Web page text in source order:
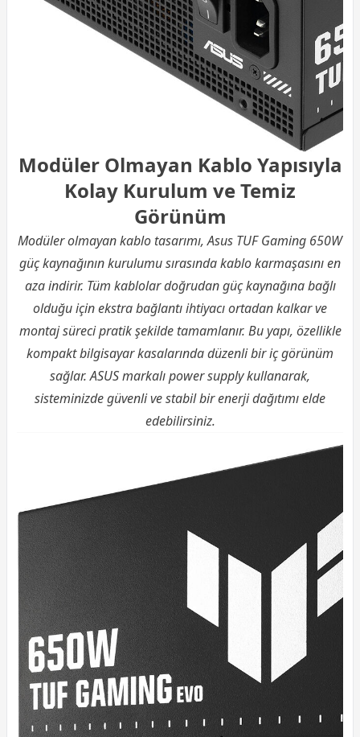
Modüler Olmayan Kablo Yapısıyla
Kolay Kurulum ve Temiz
Görünüm
Modüler olmayan kablo tasarımı, Asus TUF Gaming 650W
güç kaynağının kurulumu sırasında kablo karmaşasını en
aza indirir. Tüm kablolar doğrudan güç kaynağına bağlı
olduğu için ekstra bağlantı ihtiyacı ortadan kalkar ve
montaj süreci pratik şekilde tamamlanır. Bu yapı, özellikle
kompakt bilgisayar kasalarında düzenli bir iç görünüm
sağlar. ASUS markalı power supply kullanarak,
sisteminizde güvenli ve stabil bir enerji dağıtımı elde
edebilirsiniz.